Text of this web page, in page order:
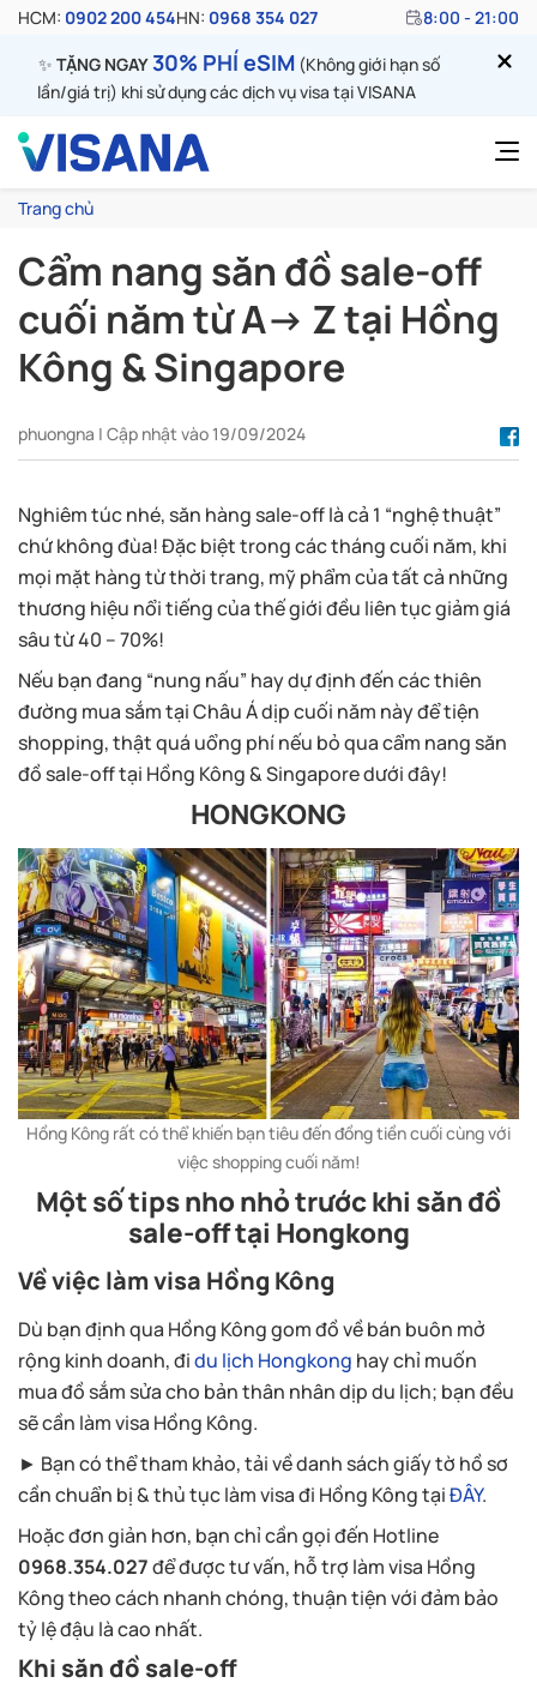
HCM: 0902 200 454HN: 0968 354 027 8:00 - 21:00
✨ TẶNG NGAY30% PHÍ eSIM (Không giới hạn số
lần/giá trị) khi sử dụng các dịch vụ visa tại VISANA
Trang chủ
Cẩm nang săn đồ sale-off
cuối năm từ A-> Z tại Hồng
Kông & Singapore
phuongna | Cập nhật vào 19/09/2024
Nghiêm túc nhé, săn hàng sale-off là cả 1 “nghệ thuật”
chứ không đùa! Đặc biệt trong các tháng cuối năm, khi
mọi mặt hàng từ thời trang, mỹ phẩm của tất cả những
thương hiệu nổi tiếng của thế giới đều liên tục giảm giá
sâu từ 40 – 70%!
Nếu bạn đang “nung nấu” hay dự định đến các thiên
đường mua sắm tại Châu Á dịp cuối năm này để tiện
shopping, thật quá uổng phí nếu bỏ qua cẩm nang săn
đồ sale-off tại Hồng Kông & Singapore dưới đây!
HONGKONG
Hồng Kông rất có thể khiến bạn tiêu đến đồng tiền cuối cùng với
việc shopping cuối năm!
Một số tips nho nhỏ trước khi săn đồ
sale-off tại Hongkong
Về việc làm visa Hồng Kông
Dù bạn định qua Hồng Kông gom đồ về bán buôn mở
rộng kinh doanh, đidu lịch Hongkong hay chỉ muốn
mua đồ sắm sửa cho bản thân nhân dịp du lịch; bạn đều
sẽ cần làm visa Hồng Kông.
► Bạn có thể tham khảo, tải về danh sách giấy tờ hồ sơ
cần chuẩn bị & thủ tục làm visa đi Hồng Kông tạiĐÂY.
Hoặc đơn giản hơn, bạn chỉ cần gọi đến Hotline
0968.354.027để được tư vấn, hỗ trợ làm visa Hồng
Kông theo cách nhanh chóng, thuận tiện với đảm bảo
tỷ lệ đậu là cao nhất.
Khi săn đồ sale-off